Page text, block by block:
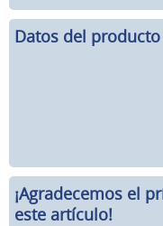
Datos del producto
¡Agradecemos el
este artículo!